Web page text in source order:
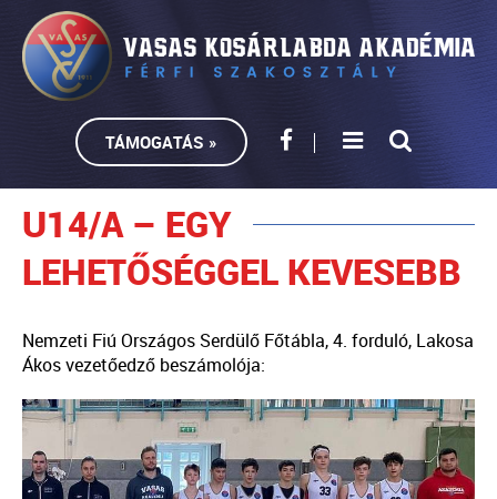
TÁMOGATÁS »
U14/A – EGY
LEHETŐSÉGGEL KEVESEBB
Nemzeti Fiú Országos Serdülő Főtábla, 4. forduló, Lakosa
Ákos vezetőedző beszámolója: